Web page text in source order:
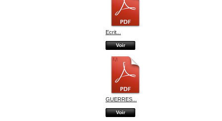
Ecrit...
Voir
GUERRES...
Voir